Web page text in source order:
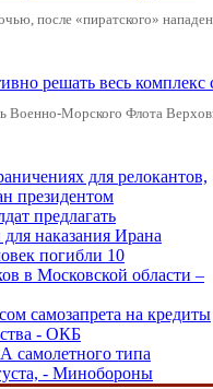
после «пиратского»
решать весь комплекс
Морского Флота
для релокантов,
президентом
предлагать
наказания Ирана
погибли 10
в Московской области –
самозапрета на кредиты
- ОКБ
самолетного типа
- Минобороны